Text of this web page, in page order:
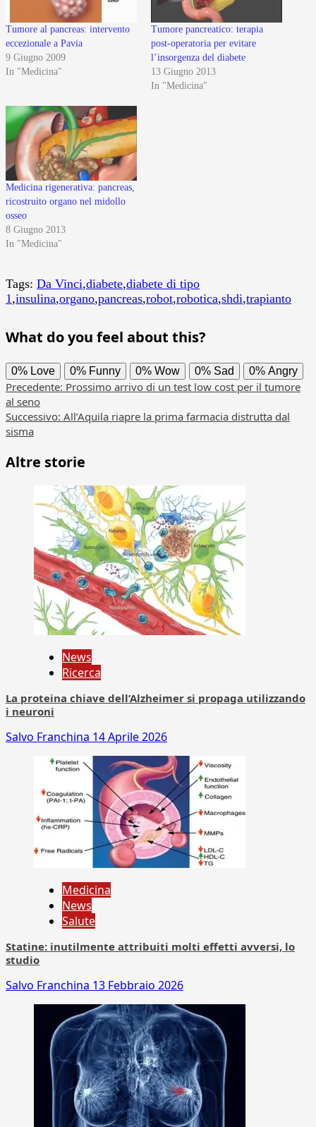
Tumore al pancreas: intervento
eccezionale a Pavia
9 Giugno 2009
In "Medicina"
Tumore pancreatico: terapia
post-operatoria per evitare
l’insorgenza del diabete
13 Giugno 2013
In "Medicina"
Medicina rigenerativa: pancreas,
ricostruito organo nel midollo
osseo
8 Giugno 2013
In "Medicina"
Tags: Da Vinci,diabete,diabete di tipo
1,insulina,organo,pancreas,robot,robotica,shdi,trapianto
What do you feel about this?
0% Love 0% Funny 0% Wow 0% Sad 0% Angry
Navigazione
articolo
Precedente: Prossimo arrivo di un test low cost per il tumore
al seno
Successivo: All’Aquila riapre la prima farmacia distrutta dal
sisma
Altre storie
News
Ricerca
La proteina chiave dell’Alzheimer si propaga utilizzando
i neuroni
Salvo Franchina 14 Aprile 2026
Medicina
News
Salute
Statine: inutilmente attribuiti molti effetti avversi, lo
studio
Salvo Franchina 13 Febbraio 2026